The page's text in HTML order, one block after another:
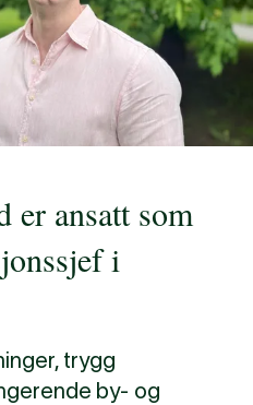
er ansatt som
i
trygg
by- og